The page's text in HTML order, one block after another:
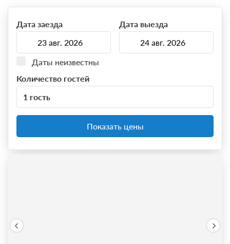
Дата заезда Дата выезда
Даты неизвестны
Количество гостей
1 гость
Показать цены